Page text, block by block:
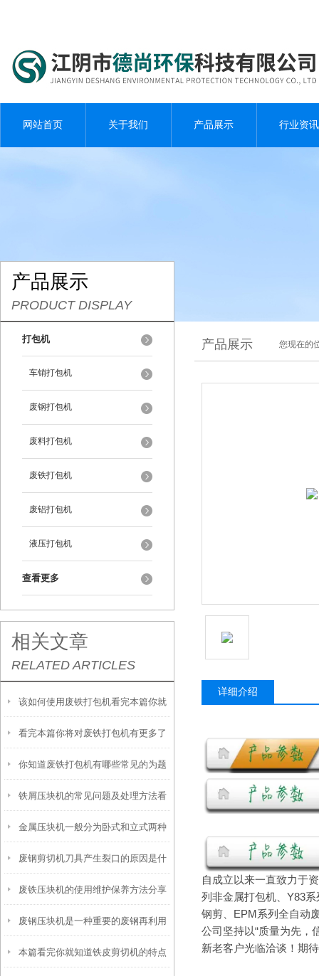
网站首页 关于我们 产品展示 行业资讯
产品展示
PRODUCT DISPLAY
打包机
车销打包机
废钢打包机
废料打包机
废铁打包机
废铝打包机
液压打包机
查看更多
相关文章
RELATED ARTICLES
该如何使用废铁打包机看完本篇你就
知道了
看完本篇你将对废铁打包机有更多了
解
你知道废铁打包机有哪些常见的为题
么？
铁屑压块机的常见问题及处理方法看
完便知
金属压块机一般分为卧式和立式两种
废钢剪切机刀具产生裂口的原因是什
么你知道么
废铁压块机的使用维护保养方法分享
废钢压块机是一种重要的废钢再利用
设备
本篇看完你就知道铁皮剪切机的特点
产品展示 您现在的
详细介绍
自成立以来一直致力于
列非金属打包机、Y83
钢剪、EPM系列全自动
公司坚持以“质量为先，
新老客户光临洽谈！期